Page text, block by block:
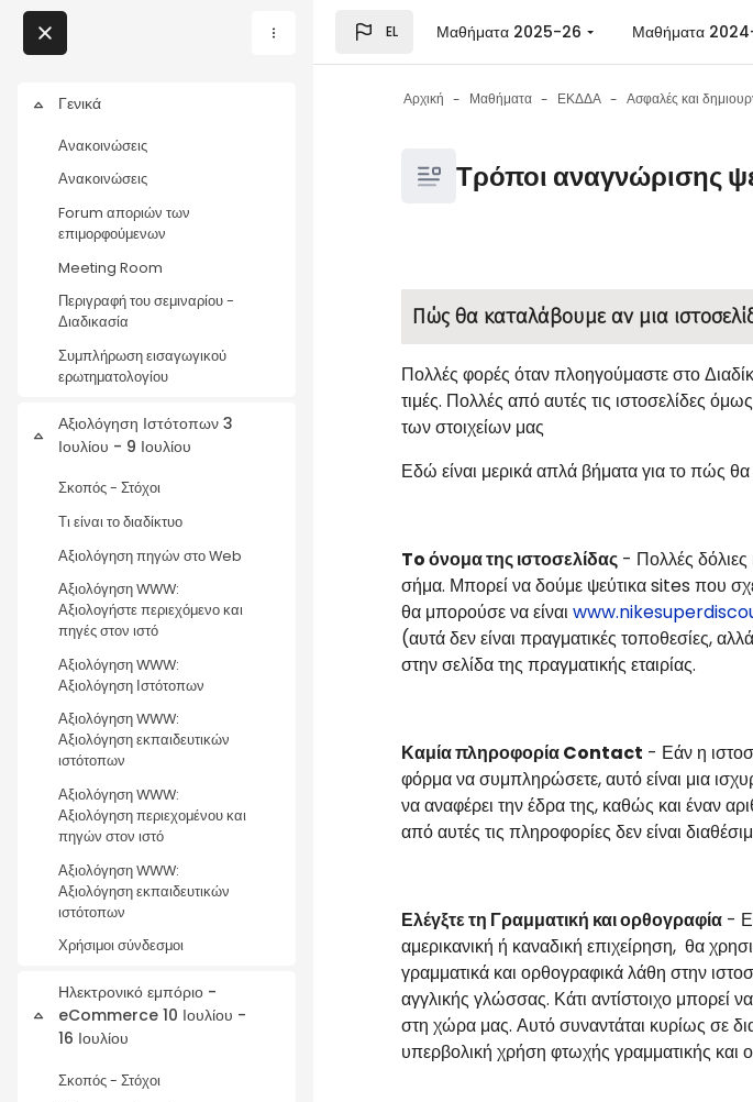
Μπλοκ
Μπλοκ
Σύμπτυξη
Γενικά
Ανακοινώσεις
Ανακοινώσεις
Forum αποριών των
επιμορφούμενων
Meeting Room
Περιγραφή του σεμιναρίου -
Διαδικασία
Συμπλήρωση εισαγωγικού
ερωτηματολογίου
Σύμπτυξη
Αξιολόγηση Ιστότοπων 3
Ιουλίου - 9 Ιουλίου
Σκοπός - Στόχοι
Τι είναι το διαδίκτυο
Αξιολόγηση πηγών στο Web
Αξιολόγηση WWW:
Αξιολογήστε περιεχόμενο και
πηγές στον ιστό
Αξιολόγηση WWW:
Αξιολόγηση Ιστότοπων
Αξιολόγηση WWW:
Αξιολόγηση εκπαιδευτικών
ιστότοπων
Αξιολόγηση WWW:
Αξιολόγηση περιεχομένου και
πηγών στον ιστό
Αξιολόγηση WWW:
Αξιολόγηση εκπαιδευτικών
ιστότοπων
Χρήσιμοι σύνδεσμοι
Σύμπτυξη
Ηλεκτρονικό εμπόριο -
eCommerce 10 Ιουλίου -
16 Ιουλίου
Σκοπός - Στόχοι
EL Μαθήματα 2025-26 Μαθήματα
Αρχική Μαθήματα ΕΚΔΔΑ Ασφαλές και
ΜπλοκΤρόποι αναγνώρισης
Μπλοκ
Πώς θα καταλάβουμε αν μια
Πολλές φορές όταν πλοηγούμαστε στο
τιμές. Πολλές από αυτές τις ιστοσελίδες όμως
των στοιχείων μας
Εδώ είναι μερικά απλά βήματα για το πώς θα
Toόνομα της ιστοσελίδας - Πολλές
σήμα. Μπορεί να δούμε ψεύτικα sites που
θα μπορούσε να είναι
(αυτά δεν είναι πραγματικές τοποθεσίες,
στην σελίδα της πραγματικής εταιρίας.
Καμία πληροφορία Contact - Εάν η
φόρμα να συμπληρώσετε, αυτό είναι μια
να αναφέρει την έδρα της, καθώς και έναν
από αυτές τις πληροφορίες δεν είναι
Ελέγξτε τη Γραμματική και ορθογραφία -
αμερικανική ή καναδική επιχείρηση, θα
γραμματικά και ορθογραφικά λάθη στην
αγγλικής γλώσσας. Κάτι αντίστοιχο μπορεί
στη χώρα μας. Αυτό συναντάται κυρίως σε
υπερβολική χρήση φτωχής γραμματικής